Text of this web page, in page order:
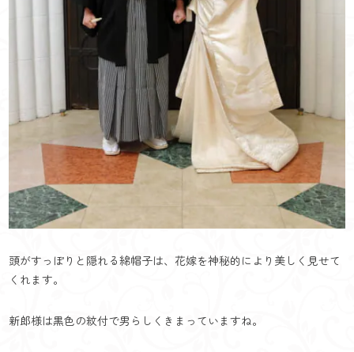
頭がすっぽりと隠れる綿帽子は、花嫁を神秘的により美しく見せて
くれます。
新郎様は黒色の紋付で男らしくきまっていますね。